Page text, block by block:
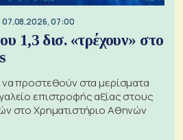
07.08.2026, 07:00
1,3 δισ. «τρέχουν» στο
προστεθούν στα μερίσματα
επιστροφής αξίας στους
στο Χρηματιστήριο Αθηνών